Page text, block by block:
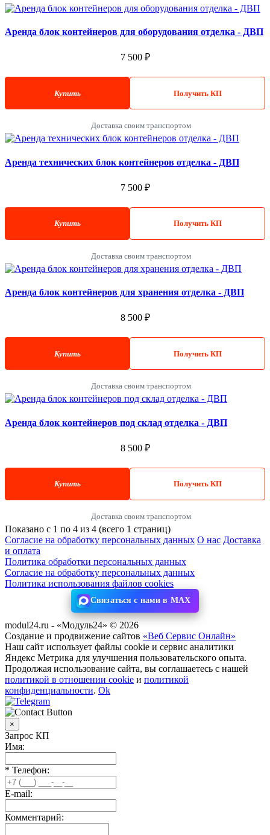
Аренда блок контейнеров для оборудования отделка - ДВП
7 500 ₽
Купить Получить КП
Доставка своим транспортом
Аренда технических блок контейнеров отделка - ДВП
7 500 ₽
Купить Получить КП
Доставка своим транспортом
Аренда блок контейнеров для хранения отделка - ДВП
8 500 ₽
Купить Получить КП
Доставка своим транспортом
Аренда блок контейнеров под склад отделка - ДВП
8 500 ₽
Купить Получить КП
Доставка своим транспортом
Показано с 1 по 4 из 4 (всего 1 страниц)
Согласие на обработку персональных данных О нас Доставка
и оплата
Политика обработки персональных данных
Согласие на обработку персональных данных
Политика использования файлов cookies
Связаться с нами в MAX
modul24.ru - «Модуль24» © 2026
Создание и продвижение сайтов «Веб Сервис Онлайн»
Наш сайт использует файлы cookie и сервис аналитики
Яндекс Метрика для улучшения пользовательского опыта.
Продолжая использование сайта, вы соглашаетесь с нашей
политикой в отношении cookie и политикой
конфиденциальности. Ok
×
Запрос КП
Имя:
* Телефон:
E-mail:
Комментарий: